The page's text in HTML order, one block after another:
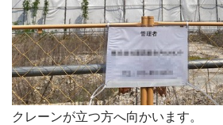
クレーンが立つ方へ向かいます。